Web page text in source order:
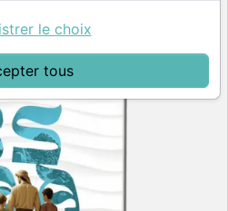
tous
le choix